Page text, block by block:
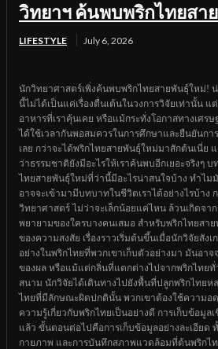
วิทยาฯ ค้นพบพริกไทยสา
LIFESTYLE July 6, 2026
นักวิทยาศาสตร์เพิ่งค้นพบพริกไทยสายพันธุ์ใหม่!
นี้ไม่ได้เป็นแค่เรื่องตื่นเต้นในวงการวิจัยเท่านั้น แ
อาหารที่เราคุ้นเคย หรือแม้กระทั่งโอกาสทางเศ
ได้ใช้เวลากันพอสมควรในการศึกษาและยืนยันกา
เลย กว่าจะได้พริกไทยสายพันธุ์ใหม่มาสักต้นเนี่ย
ว่าธรรมชาติยังมีอะไรให้เราค้นพบอีกเยอะจริงๆ
ไทยสายพันธุ์ใหม่ที่ว่านี้มีอะไรน่าสนใจบ้าง ทำไ
อาจจะเข้ามามีบทบาทในชีวิตเราได้อย่างไรบ้าง
วิทยาศาสตร์ ไม่ว่าจะเล็กน้อยแค่ไหน ล้วนเกิดจา
พยายามของใครบางคนเสมอ สำหรับพริกไทยสา
ของความสงสัย เรื่องราวเริ่มต้นขึ้นเมื่อนักวิจัยสัง
อย่างในพริกไทยที่พวกเขาเก็บตัวอย่างมา มันอาจ
ของผล หรือแม้แต่กลิ่นที่แตกต่างไปจากพริกไทยทั่
สนาม นักวิจัยได้เดินทางไปยังพื้นที่ปลูกพริกไทยห
ไทยที่มีลักษณะผิดปกตินั้น พวกเขาต้องใช้ความอ
ความรู้เกี่ยวกับพริกไทยเป็นอย่างดี การเก็บข้อมูล
แล้ว ขั้นตอนต่อไปคือการเก็บข้อมูลอย่างละเอียด
กายภาพ และการบันทึกสภาพแวดล้อมที่ต้นพริกไ